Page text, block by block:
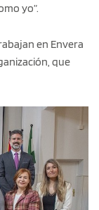
yo”.
en Envera
que